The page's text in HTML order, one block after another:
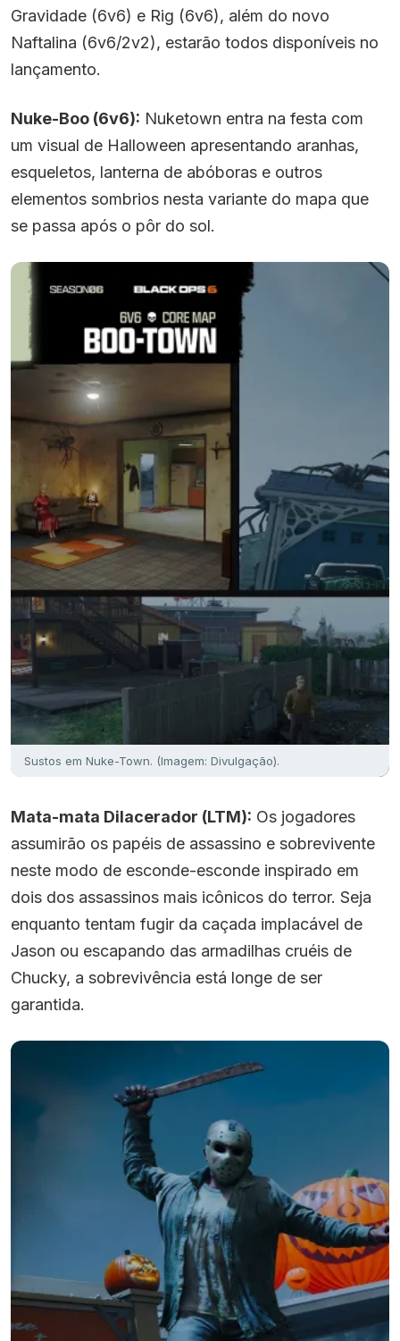
Gravidade (6v6) e Rig (6v6), além do novo
Naftalina (6v6/2v2), estarão todos disponíveis no
lançamento.
Nuke-Boo (6v6): Nuketown entra na festa com
um visual de Halloween apresentando aranhas,
esqueletos, lanterna de abóboras e outros
elementos sombrios nesta variante do mapa que
se passa após o pôr do sol.
Sustos em Nuke-Town. (Imagem: Divulgação).
Mata-mata Dilacerador (LTM): Os jogadores
assumirão os papéis de assassino e sobrevivente
neste modo de esconde-esconde inspirado em
dois dos assassinos mais icônicos do terror. Seja
enquanto tentam fugir da caçada implacável de
Jason ou escapando das armadilhas cruéis de
Chucky, a sobrevivência está longe de ser
garantida.